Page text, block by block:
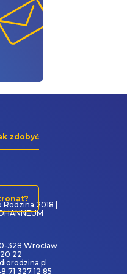
zdobyć
2018 |
328 Wrocław
22
71 327 12 85